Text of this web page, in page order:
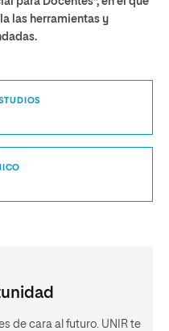
las herramientas y
de cara al futuro. UNIR te